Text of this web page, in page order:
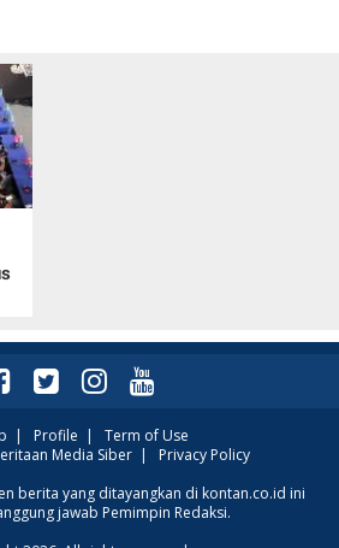
| Profile | Term of Use
Media Siber| Privacy Policy
berita yang ditayangkan di kontan.co.id ini
jawab Pemimpin Redaksi.